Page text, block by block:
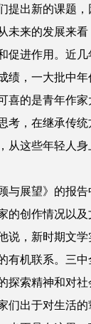
提出新的课题
未来的发展来
促进作用。近
绩，一大批中
喜的是青年作
考，在继承传
从这些年轻人
展望》的报告
的创作情况以
说，新时期文
有机联系。三
探索精神和对
们出于对生活